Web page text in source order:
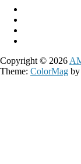
Copyright © 2026
Theme: ColorMag